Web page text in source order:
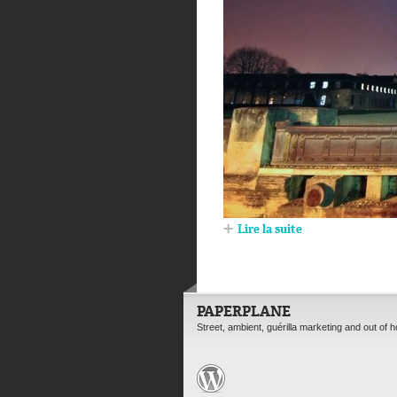
Lire la suite
PAPERPLANE
Street, ambient, guérilla marketing and out of